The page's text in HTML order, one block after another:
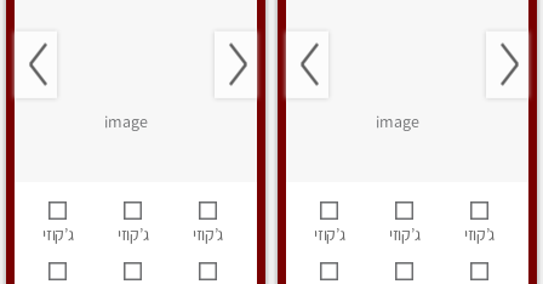
ג’קוזי ג’קוזי ג’קוזי ג’קוזי ג’קוזי ג’קוזי